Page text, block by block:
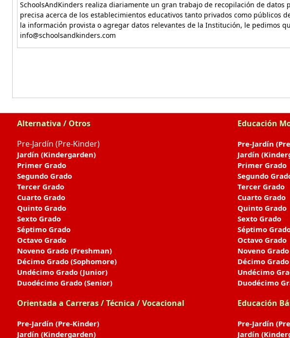
SchoolsAndKinders realiza diariamente un gran trabajo de recopilación de datos
precisa acerca de los establecimientos educativos tanto privados como públicos
la información provista o agregar datos relevantes de la Institución, le pedimos
info@schoolsandkinders.com
Alternativa / Otros
Pre-Jardín (Pre-Kinder)
Jardín (Kindergarden)
Primer Grado
Segundo Grado
Tercer Grado
Cuarto Grado
Quinto Grado
Sexto Grado
Séptimo Grado
Octavo Grado
Noveno Grado (Freshman)
Décimo Grado (Sophomore)
Undécimo Grado (Junior)
Duodécimo Grado (Senior)
Orientada a Carreras / Técnica / Vocacional
Pre-Jardín (Pre-Kinder)
Jardín (Kindergarden)
Educación
Pre-Jardín
Jardín
Primer Grado
Segundo
Tercer Grado
Cuarto Grado
Quinto Grado
Sexto Grado
Séptimo
Octavo Grado
Noveno
Décimo
Undécimo
Duodécimo
Educación
Pre-Jardín
Jardín